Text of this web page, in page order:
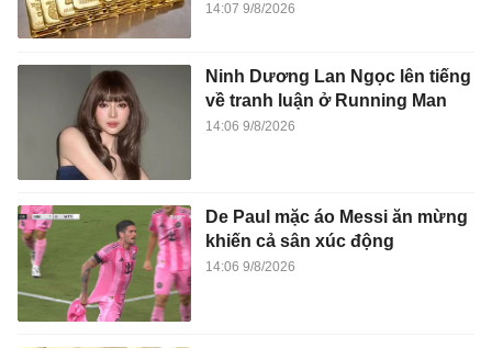
14:07 9/8/2026
Ninh Dương Lan Ngọc lên tiếng
về tranh luận ở Running Man
14:06 9/8/2026
De Paul mặc áo Messi ăn mừng
khiến cả sân xúc động
14:06 9/8/2026